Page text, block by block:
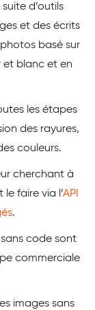
d’outils
et des écrits
basé sur
et blanc et en
les étapes
des rayures,
couleurs.
cherchant à
faire via l’API
.
code sont
commerciale
images sans